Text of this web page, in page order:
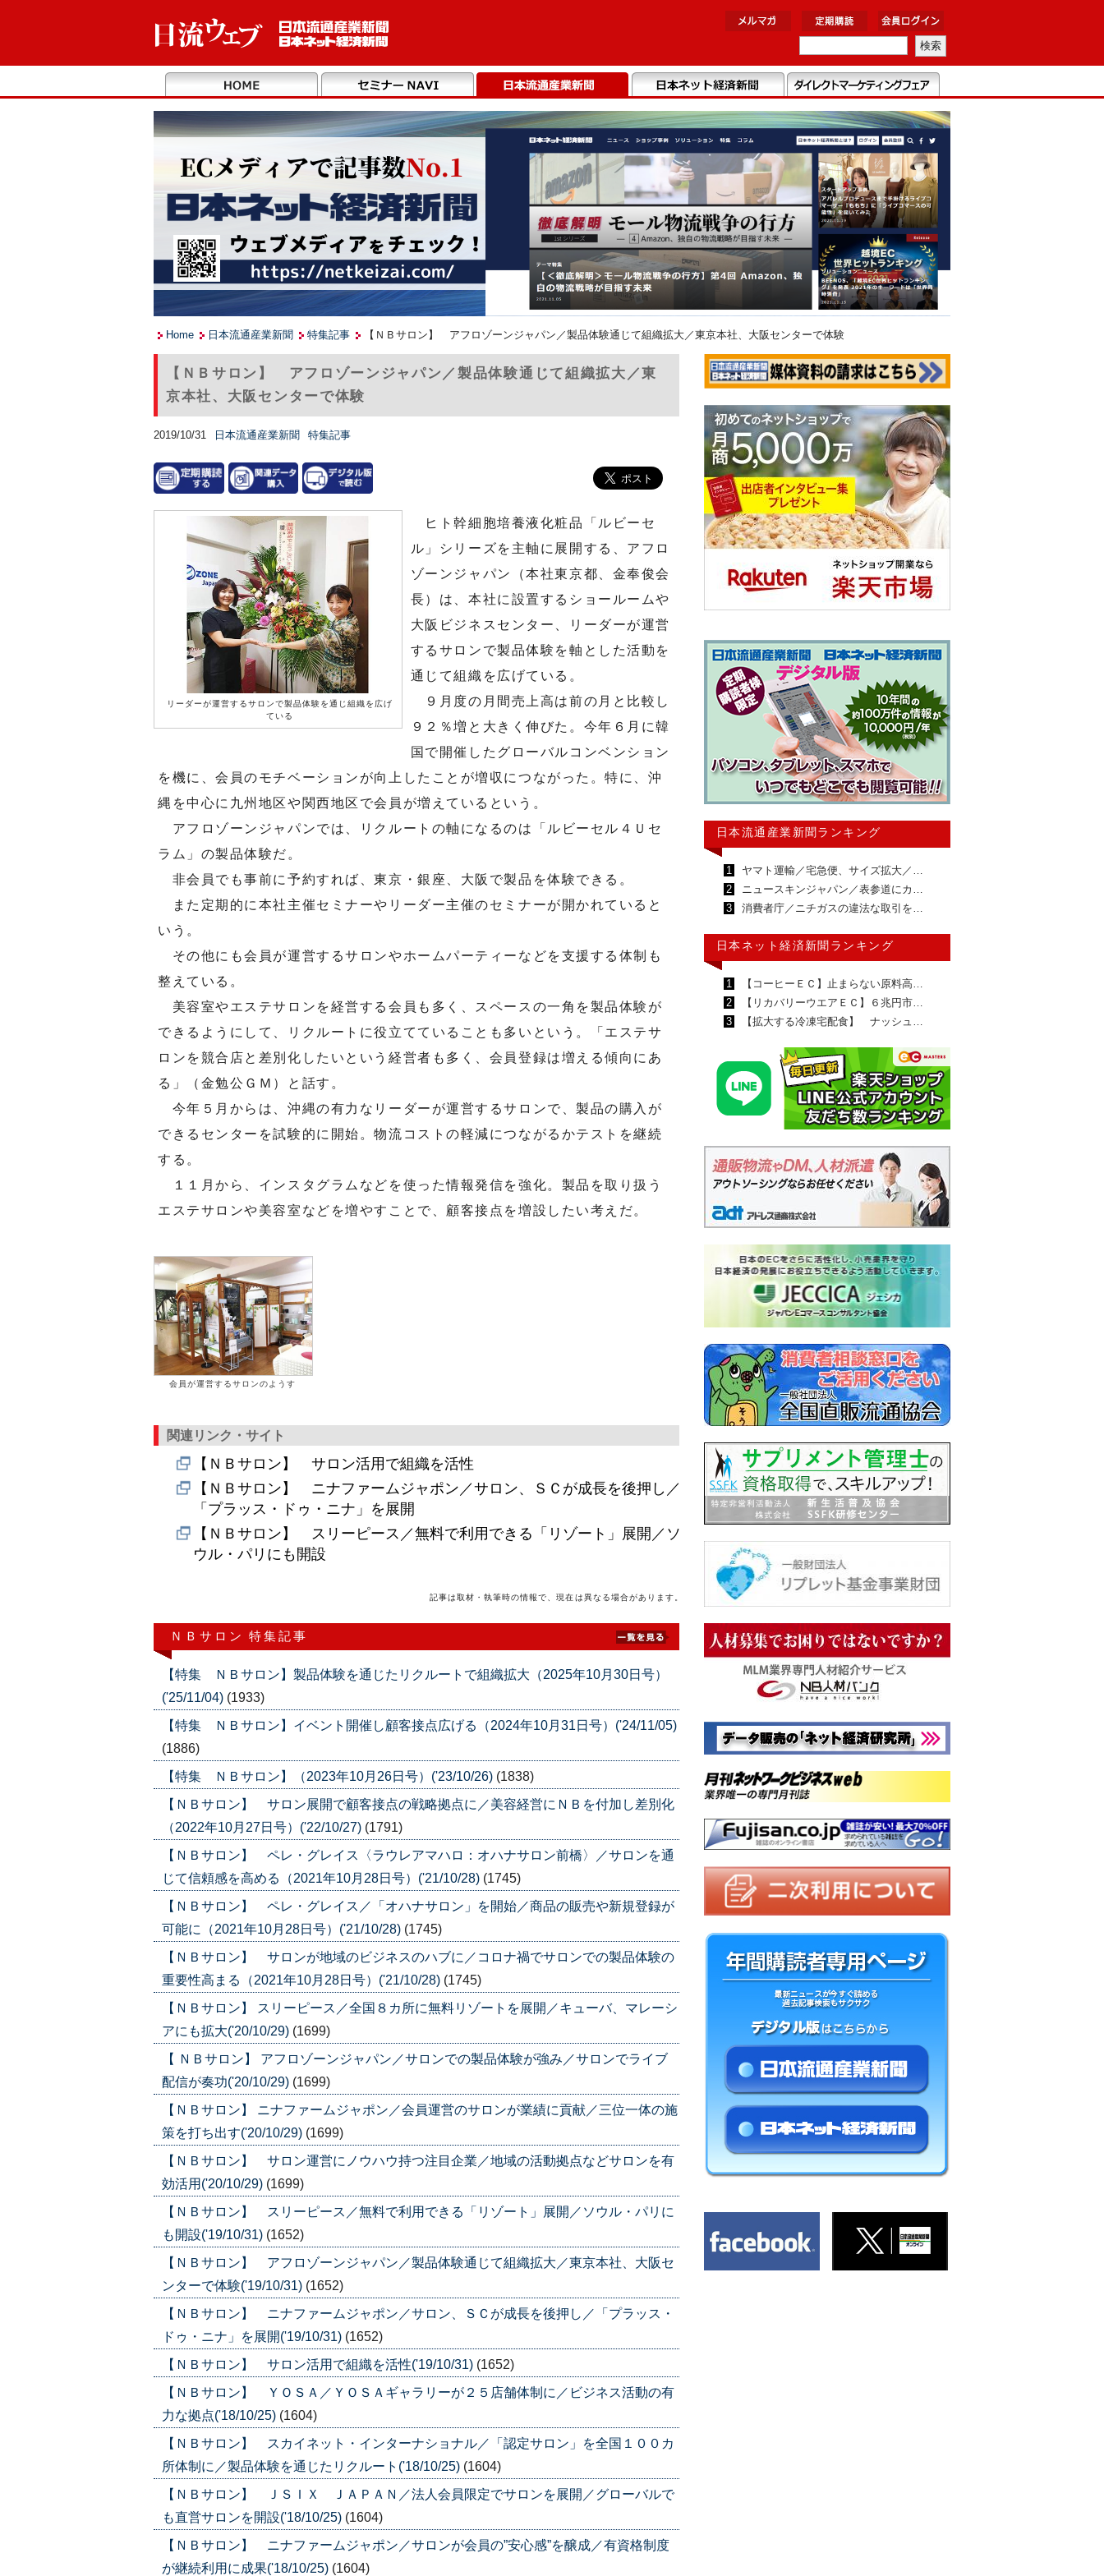
Home 日本流通産業新聞 特集記事 【ＮＢサロン】 アフロゾーンジャパン／製品体験通じて組織拡大／東京本社、大阪センターで体験
【ＮＢサロン】 アフロゾーンジャパン／製品体験通じて組織拡大／東
京本社、大阪センターで体験
2019/10/31 日本流通産業新聞 特集記事
リーダーが運営するサロンで製品体験を通じ組織を広げ
ている
ヒト幹細胞培養液化粧品「ルビーセ
ル」シリーズを主軸に展開する、アフロ
ゾーンジャパン（本社東京都、金奉俊会
長）は、本社に設置するショールームや
大阪ビジネスセンター、リーダーが運営
するサロンで製品体験を軸とした活動を
通じて組織を広げている。
９月度の月間売上高は前の月と比較し
９２％増と大きく伸びた。今年６月に韓
国で開催したグローバルコンベンション
を機に、会員のモチベーションが向上したことが増収につながった。特に、沖
縄を中心に九州地区や関西地区で会員が増えているという。
アフロゾーンジャパンでは、リクルートの軸になるのは「ルビーセル４Ｕセ
ラム」の製品体験だ。
非会員でも事前に予約すれば、東京・銀座、大阪で製品を体験できる。
また定期的に本社主催セミナーやリーダー主催のセミナーが開かれていると
いう。
その他にも会員が運営するサロンやホームパーティーなどを支援する体制も
整えている。
美容室やエステサロンを経営する会員も多く、スペースの一角を製品体験が
できるようにして、リクルートに役立てていることも多いという。「エステサ
ロンを競合店と差別化したいという経営者も多く、会員登録は増える傾向にあ
る」（金勉公ＧＭ）と話す。
今年５月からは、沖縄の有力なリーダーが運営するサロンで、製品の購入が
できるセンターを試験的に開始。物流コストの軽減につながるかテストを継続
する。
１１月から、インスタグラムなどを使った情報発信を強化。製品を取り扱う
エステサロンや美容室などを増やすことで、顧客接点を増設したい考えだ。
会員が運営するサロンのようす
関連リンク・サイト
【ＮＢサロン】 サロン活用で組織を活性
【ＮＢサロン】 ニナファームジャポン／サロン、ＳＣが成長を後押し／
「プラッス・ドゥ・ニナ」を展開
【ＮＢサロン】 スリーピース／無料で利用できる「リゾート」展開／ソ
ウル・パリにも開設
記事は取材・執筆時の情報で、現在は異なる場合があります。
ＮＢサロン 特集記事
【特集 ＮＢサロン】製品体験を通じたリクルートで組織拡大（2025年10月30日号）
('25/11/04) (1933)
【特集 ＮＢサロン】イベント開催し顧客接点広げる（2024年10月31日号）('24/11/05)
(1886)
【特集 ＮＢサロン】（2023年10月26日号）('23/10/26) (1838)
【ＮＢサロン】 サロン展開で顧客接点の戦略拠点に／美容経営にＮＢを付加し差別化
（2022年10月27日号）('22/10/27) (1791)
【ＮＢサロン】 ペレ・グレイス〈ラウレアマハロ：オハナサロン前橋〉／サロンを通
じて信頼感を高める（2021年10月28日号）('21/10/28) (1745)
【ＮＢサロン】 ペレ・グレイス／「オハナサロン」を開始／商品の販売や新規登録が
可能に（2021年10月28日号）('21/10/28) (1745)
【ＮＢサロン】 サロンが地域のビジネスのハブに／コロナ禍でサロンでの製品体験の
重要性高まる（2021年10月28日号）('21/10/28) (1745)
【ＮＢサロン】 スリーピース／全国８カ所に無料リゾートを展開／キューバ、マレーシ
アにも拡大('20/10/29) (1699)
【 ＮＢサロン】 アフロゾーンジャパン／サロンでの製品体験が強み／サロンでライブ
配信が奏功('20/10/29) (1699)
【ＮＢサロン】 ニナファームジャポン／会員運営のサロンが業績に貢献／三位一体の施
策を打ち出す('20/10/29) (1699)
【ＮＢサロン】 サロン運営にノウハウ持つ注目企業／地域の活動拠点などサロンを有
効活用('20/10/29) (1699)
【ＮＢサロン】 スリーピース／無料で利用できる「リゾート」展開／ソウル・パリに
も開設('19/10/31) (1652)
【ＮＢサロン】 アフロゾーンジャパン／製品体験通じて組織拡大／東京本社、大阪セ
ンターで体験('19/10/31) (1652)
【ＮＢサロン】 ニナファームジャポン／サロン、ＳＣが成長を後押し／「プラッス・
ドゥ・ニナ」を展開('19/10/31) (1652)
【ＮＢサロン】 サロン活用で組織を活性('19/10/31) (1652)
【ＮＢサロン】 ＹＯＳＡ／ＹＯＳＡギャラリーが２５店舗体制に／ビジネス活動の有
力な拠点('18/10/25) (1604)
【ＮＢサロン】 スカイネット・インターナショナル／「認定サロン」を全国１００カ
所体制に／製品体験を通じたリクルート('18/10/25) (1604)
【ＮＢサロン】 ＪＳＩＸ ＪＡＰＡＮ／法人会員限定でサロンを展開／グローバルで
も直営サロンを開設('18/10/25) (1604)
【ＮＢサロン】 ニナファームジャポン／サロンが会員の”安心感”を醸成／有資格制度
が継続利用に成果('18/10/25) (1604)
日本流通産業新聞ランキング
1
ヤマト運輸／宅急便、サイズ拡大／…
2
ニュースキンジャパン／表参道にカ…
3
消費者庁／ニチガスの違法な取引を…
日本ネット経済新聞ランキング
1
【コーヒーＥＣ】止まらない原料高…
2
【リカバリーウエアＥＣ】６兆円市…
3
【拡大する冷凍宅配食】 ナッシュ…